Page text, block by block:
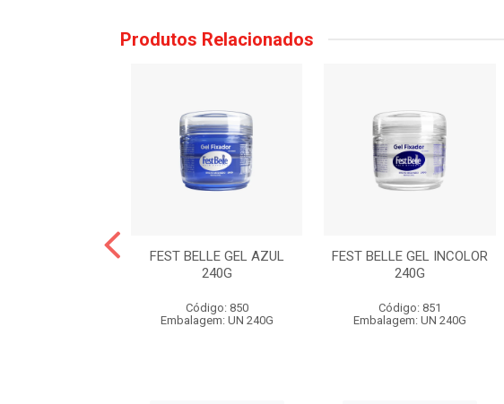
Produtos Relacionados
FEST BELLE GEL AZUL
240G
Código: 850
Embalagem: UN 240G
FEST BELLE GEL INCOLOR
240G
Código: 851
Embalagem: UN 240G